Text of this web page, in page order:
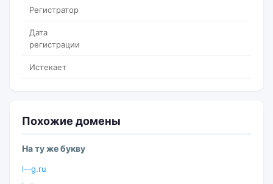
Регистратор
Дата
регистрации
Истекает
Похожие домены
На ту же букву
l--g.ru